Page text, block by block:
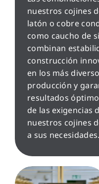
nuestros cojines
latón o cobre
como caucho de
combinan
construcción
en los más
producción y
resultados
de las exigencias
nuestros cojines
a sus necesidades.